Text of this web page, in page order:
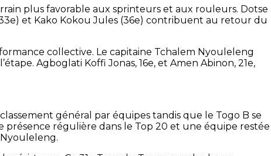
plus favorable aux sprinteurs et aux rouleurs. Dotse
et Kako Kokou Jules (36e) contribuent au retour du
collective. Le capitaine Tchalem Nyouleleng
Agboglati Koffi Jonas, 16e, et Amen Abinon, 21e,
général par équipes tandis que le Togo B se
présence régulière dans le Top 20 et une équipe restée